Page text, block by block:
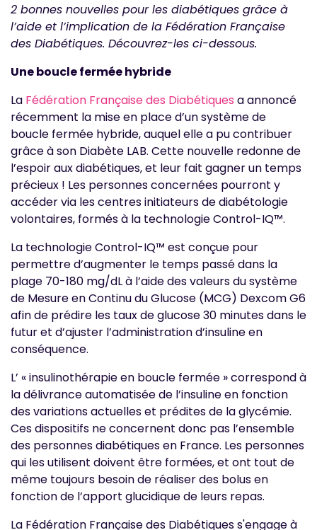
2 bonnes nouvelles pour les diabétiques grâce à
l’aide et l’implication de la Fédération Française
des Diabétiques. Découvrez-les ci-dessous.
Une boucle fermée hybride
La Fédération Française des Diabétiques a annoncé
récemment la mise en place d’un système de
boucle fermée hybride, auquel elle a pu contribuer
grâce à son Diabète LAB. Cette nouvelle redonne de
l’espoir aux diabétiques, et leur fait gagner un temps
précieux ! Les personnes concernées pourront y
accéder via les centres initiateurs de diabétologie
volontaires, formés à la technologie Control-IQ™.
La technologie Control-IQ™ est conçue pour
permettre d’augmenter le temps passé dans la
plage 70-180 mg/dL à l’aide des valeurs du système
de Mesure en Continu du Glucose (MCG) Dexcom G6
afin de prédire les taux de glucose 30 minutes dans le
futur et d’ajuster l’administration d’insuline en
conséquence.
L’ « insulinothérapie en boucle fermée » correspond à
la délivrance automatisée de l’insuline en fonction
des variations actuelles et prédites de la glycémie.
Ces dispositifs ne concernent donc pas l’ensemble
des personnes diabétiques en France. Les personnes
qui les utilisent doivent être formées, et ont tout de
même toujours besoin de réaliser des bolus en
fonction de l’apport glucidique de leurs repas.
La Fédération Française des Diabétiques s'engage à